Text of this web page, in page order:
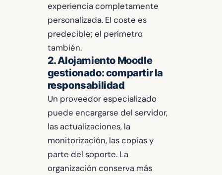
experiencia completamente
personalizada. El coste es
predecible; el perímetro
también.
2. Alojamiento Moodle
gestionado: compartir la
responsabilidad
Un proveedor especializado
puede encargarse del servidor,
las actualizaciones, la
monitorización, las copias y
parte del soporte. La
organización conserva más